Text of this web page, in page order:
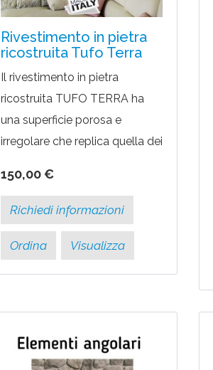
Rivestimento in pietra
ricostruita Tufo Terra
Il rivestimento in pietra
ricostruita TUFO TERRA ha
una superficie porosa e
irregolare che replica quella dei
varietà di formati donano al
rivestimento un...
150,00 €
Richiedi informazioni
Ordina Visualizza